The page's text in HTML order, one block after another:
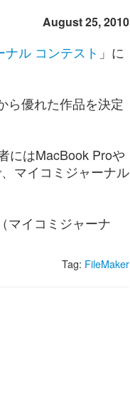
August 25, 2010
ル コンテスト 」に
ら優れた作品を決定
にはMacBook Proや
マイコミジャーナル
（マイコミジャーナ
Tag: FileMaker